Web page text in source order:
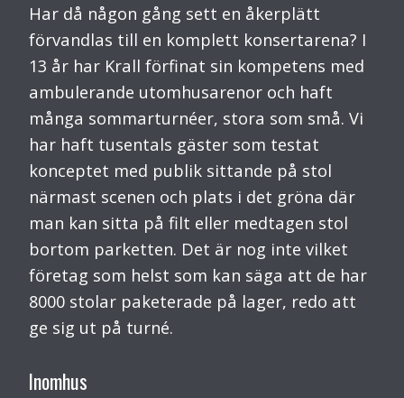
Har då någon gång sett en åkerplätt
förvandlas till en komplett konsertarena? I
13 år har Krall förfinat sin kompetens med
ambulerande utomhusarenor och haft
många sommarturnéer, stora som små. Vi
har haft tusentals gäster som testat
konceptet med publik sittande på stol
närmast scenen och plats i det gröna där
man kan sitta på filt eller medtagen stol
bortom parketten. Det är nog inte vilket
företag som helst som kan säga att de har
8000 stolar paketerade på lager, redo att
ge sig ut på turné.
Inomhus